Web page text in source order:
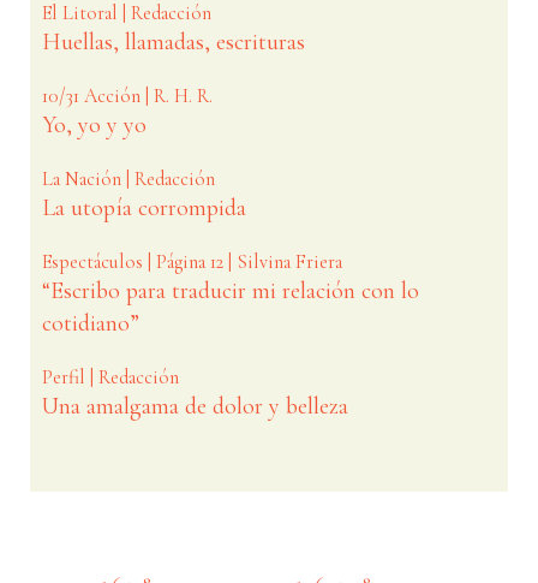
El Litoral | Redacción
Huellas, llamadas, escrituras
10/31 Acción | R. H. R.
Yo, yo y yo
La Nación | Redacción
La utopía corrompida
Espectáculos | Página 12 | Silvina Friera
“Escribo para traducir mi relación con lo
cotidiano”
Perfil | Redacción
Una amalgama de dolor y belleza